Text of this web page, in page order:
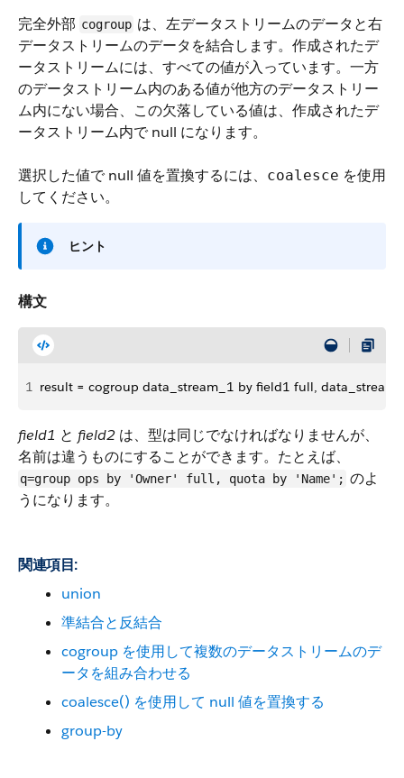
完全外部 cogroup は、左データストリームのデータと右
データストリームのデータを結合します。作成されたデ
ータストリームには、すべての値が入っています。一方
のデータストリーム内のある値が他方のデータストリー
ム内にない場合、この欠落している値は、作成されたデ
ータストリーム内で null になります。
選択した値で null 値を置換するには、 coalesce を使用
してください。
ヒント
構文
1 result = cogroup data_stream_1 by field1 full,
field1 と field2 は、型は同じでなければなりませんが、
名前は違うものにすることができます。たとえば、
q=group ops by 'Owner' full, quota by 'Name'; のよ
うになります。
関連項目:
union
準結合と反結合
cogroup を使用して複数のデータストリームのデ
ータを組み合わせる
coalesce() を使用して null 値を置換する
group-by